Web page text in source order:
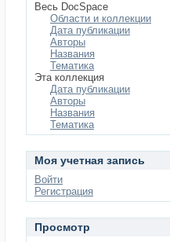
Весь DocSpace
Области и коллекции
Дата публикации
Авторы
Названия
Тематика
Эта коллекция
Дата публикации
Авторы
Названия
Тематика
Моя учетная запись
Войти
Регистрация
Просмотр